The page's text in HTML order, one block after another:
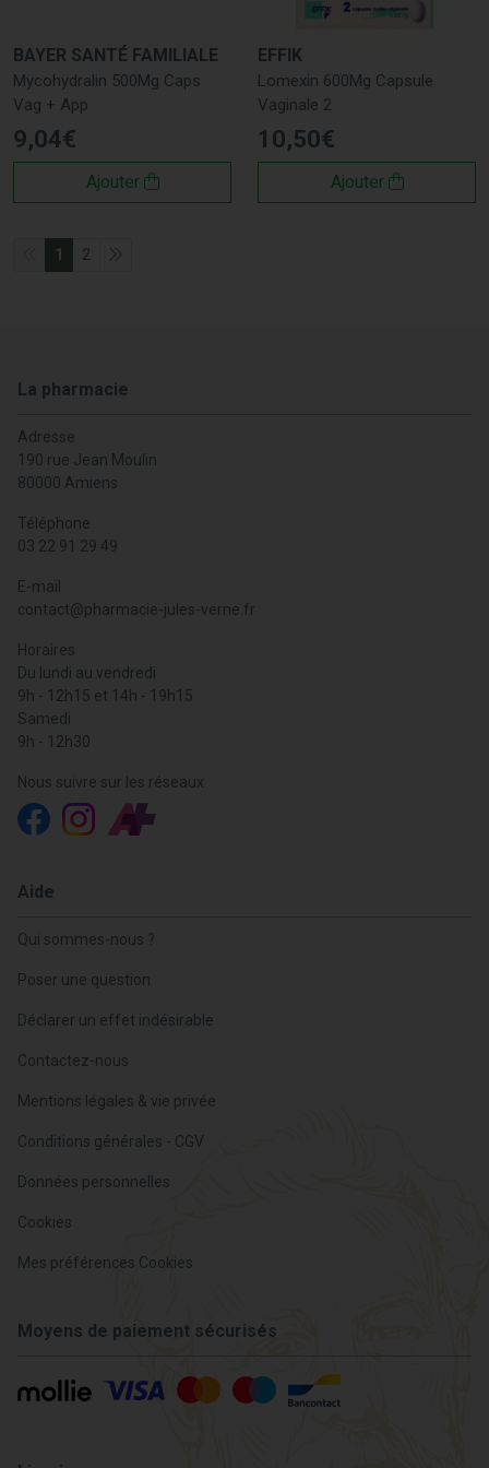
est à votre disposition pour vous aider à choisir les
meilleurs produits pour les mycoses, à des prix bas. Pour
directement à notre pharmacie.
BAYER SANTÉ FAMILIALE
Mycohydralin 500Mg Caps
Vag + App
9,04€
Ajouter
EFFIK
Lomexin 600Mg Capsule
Vaginale 2
10,50€
Ajouter
1 2
La pharmacie
Adresse
190 rue Jean Moulin
80000 Amiens
Téléphone
03 22 91 29 49
E-mail
contact@pharmacie-jules-verne.fr
Horaires
Du lundi au vendredi
9h - 12h15 et 14h - 19h15
Samedi
9h - 12h30
Nous suivre sur les réseaux
Aide
Qui sommes-nous ?
Poser une question
Déclarer un effet indésirable
Contactez-nous
Mentions légales & vie privée
Conditions générales - CGV
Données personnelles
Cookies
Mes préférences Cookies
Moyens de paiement sécurisés